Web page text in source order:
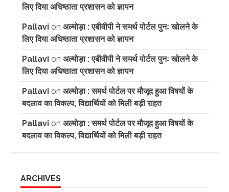
लिए दिया अधिष्ठाता प्रशासन को ज्ञापन
Pallavi on अल्मोड़ा : एबीवीपी ने समर्थ पोर्टल पुनः खोलने के
लिए दिया अधिष्ठाता प्रशासन को ज्ञापन
Pallavi on अल्मोड़ा : एबीवीपी ने समर्थ पोर्टल पुनः खोलने के
लिए दिया अधिष्ठाता प्रशासन को ज्ञापन
Pallavi on अल्मोड़ा : समर्थ पोर्टल पर मौजूद हुआ विषयों के
बदलाव का विकल्प, विद्यार्थियों को मिली बड़ी राहत
Pallavi on अल्मोड़ा : समर्थ पोर्टल पर मौजूद हुआ विषयों के
बदलाव का विकल्प, विद्यार्थियों को मिली बड़ी राहत
ARCHIVES